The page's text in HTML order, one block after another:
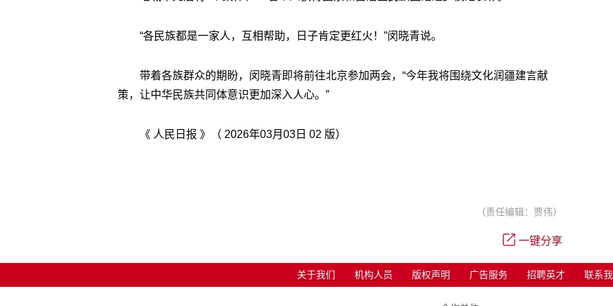
“各民族都是一家人，互相帮助，日子肯定更红火！”闵晓青说。
带着各族群众的期盼，闵晓青即将前往北京参加两会，“今年我将围绕文化润疆建言献
策，让中华民族共同体意识更加深入人心。”
《 人民日报 》（ 2026年03月03日 02 版）
（责任编辑：贾伟）
一键分享
关于我们 机构人员 版权声明 广告服务 招聘英才 联系